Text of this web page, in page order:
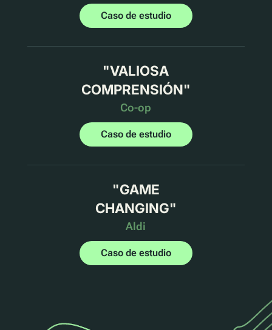
Caso de estudio
"VALIOSA
COMPRENSIÓN"
Co-op
Caso de estudio
"GAME
CHANGING"
Aldi
Caso de estudio